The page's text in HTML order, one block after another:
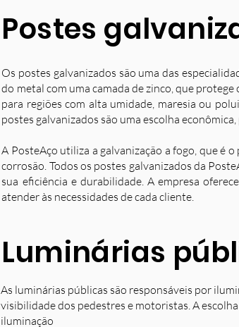
Postes
Os postes galvanizados são uma das
do metal com uma camada de zinco, que
para regiões com alta umidade, maresia ou
postes galvanizados são uma escolha
A PosteAço utiliza a galvanização a fogo, que é
corrosão. Todos os postes galvanizados da
sua eficiência e durabilidade. A empresa
atender às necessidades de cada cliente.
Luminárias
As luminárias públicas são responsáveis por
visibilidade dos pedestres e motoristas. A
iluminação